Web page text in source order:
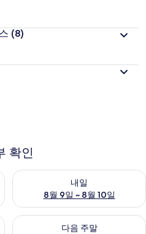
(8)
확인
8일 ~ 8월 9일
내일
8월 9일 ~ 8월 10일
내일 예약 가능 여부 확인, 8월
14일 ~ 8월 16일
다음 주말
다음 주말 예약 가능 여부 확인